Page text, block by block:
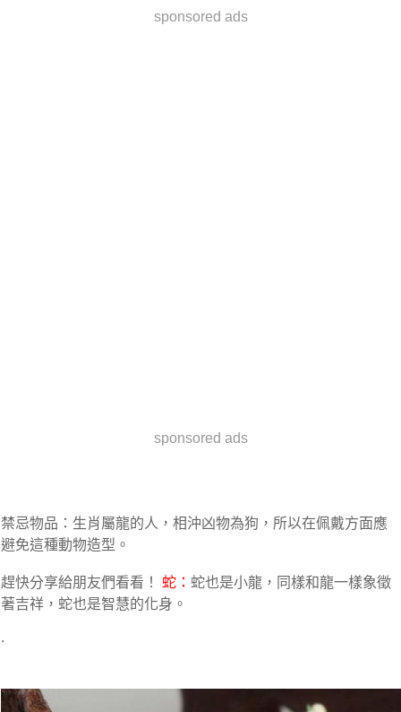
sponsored ads
sponsored ads
禁忌物品：生肖屬龍的人，相沖凶物為狗，所以在佩戴方面應
避免這種動物造型。
趕快分享給朋友們看看！ 蛇： 蛇也是小龍，同樣和龍一樣象徵
著吉祥，蛇也是智慧的化身。
.